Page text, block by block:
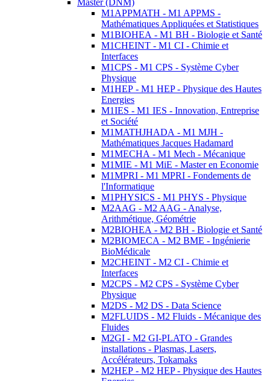
Master (DNM)
M1APPMATH - M1 APPMS -
Mathématiques Appliquées et Statistiques
M1BIOHEA - M1 BH - Biologie et Santé
M1CHEINT - M1 CI - Chimie et
Interfaces
M1CPS - M1 CPS - Système Cyber
Physique
M1HEP - M1 HEP - Physique des Hautes
Energies
M1IES - M1 IES - Innovation, Entreprise
et Société
M1MATHJHADA - M1 MJH -
Mathématiques Jacques Hadamard
M1MECHA - M1 Mech - Mécanique
M1MIE - M1 MiE - Master en Economie
M1MPRI - M1 MPRI - Fondements de
l'Informatique
M1PHYSICS - M1 PHYS - Physique
M2AAG - M2 AAG - Analyse,
Arithmétique, Géométrie
M2BIOHEA - M2 BH - Biologie et Santé
M2BIOMECA - M2 BME - Ingénierie
BioMédicale
M2CHEINT - M2 CI - Chimie et
Interfaces
M2CPS - M2 CPS - Système Cyber
Physique
M2DS - M2 DS - Data Science
M2FLUIDS - M2 Fluids - Mécanique des
Fluides
M2GI - M2 GI-PLATO - Grandes
installations - Plasmas, Lasers,
Accélérateurs, Tokamaks
M2HEP - M2 HEP - Physique des Hautes